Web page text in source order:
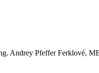
Andrey Pfeffer Ferklové,